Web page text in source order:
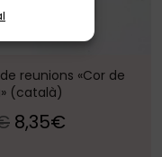
reunions «Cor de
(català)
8,35€